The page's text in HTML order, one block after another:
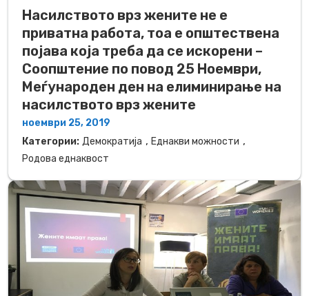
Насилството врз жените не е
приватна работа, тоа е општествена
појава која треба да се искорени –
Соопштение по повод 25 Ноември,
Меѓународен ден на елиминирање на
насилството врз жените
ноември 25, 2019
Категории: Демократија , Еднакви можности ,
Родова еднаквост